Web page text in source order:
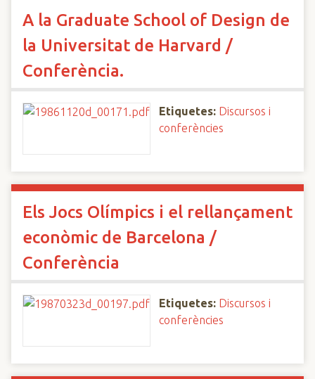
A la Graduate School of Design de
la Universitat de Harvard /
Conferència.
Etiquetes: Discursos i
conferències
Els Jocs Olímpics i el rellançament
econòmic de Barcelona /
Conferència
Etiquetes: Discursos i
conferències